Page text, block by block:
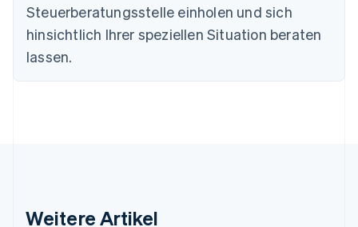
Steuerberatungsstelle einholen und sich
hinsichtlich Ihrer speziellen Situation beraten
lassen.
Weitere Artikel
Festlandchina
简体中文English
Finnland
English
Frankreich
Irland